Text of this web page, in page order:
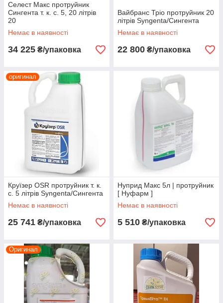
Селест Макс протруйник
Сингента т. к. с. 5, 20 літрів
20
Немає в наявності
34 225 ₴/упаковка
Вайбранс Тріо протруйник 20
літрів Syngenta/Сингента
Немає в наявності
22 800 ₴/упаковка
оригинал
Круїзер OSR протруйник т. к.
с. 5 літрів Syngenta/Сингента
Немає в наявності
25 741 ₴/упаковка
Нуприд Макс 5л | протруйник
[ Нуфарм ]
Немає в наявності
5 510 ₴/упаковка
Оригинал